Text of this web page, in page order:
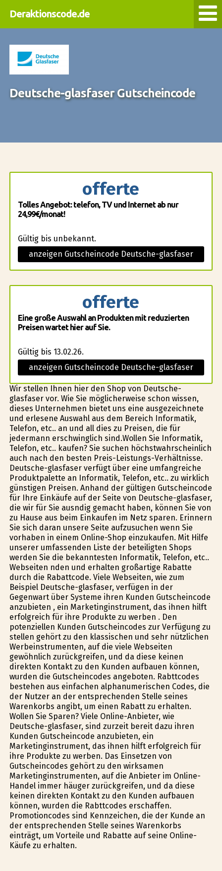
Deraktionscode.de
Deutsche-glasfaser Gutscheincode
offerte
Tolles Angebot: telefon, TV und Internet ab nur
24,99€/monat!
Gültig bis unbekannt.
anzeigen Gutscheincode Deutsche-glasfaser
offerte
Eine große Auswahl an Produkten mit reduzierten
Preisen wartet hier auf Sie.
Gültig bis 13.02.26.
anzeigen Gutscheincode Deutsche-glasfaser
Wir stellen Ihnen hier den Shop von Deutsche-
glasfaser vor. Wie Sie möglicherweise schon wissen,
dieses Unternehmen bietet uns eine ausgezeichnete
und erlesene Auswahl aus dem Bereich Informatik,
Telefon, etc.. an und all dies zu Preisen, die für
jedermann erschwinglich sind.Wollen Sie Informatik,
Telefon, etc.. kaufen? Sie suchen höchstwahrscheinlich
auch nach den besten Preis-Leistungs-Verhältnisse.
Deutsche-glasfaser verfügt über eine umfangreiche
Produktpalette an Informatik, Telefon, etc.. zu wirklich
günstigen Preisen. Anhand der gültigen Gutscheincode
für Ihre Einkäufe auf der Seite von Deutsche-glasfaser,
die wir für Sie ausfindig gemacht haben, können Sie von
zu Hause aus beim Einkaufen im Netz sparen. Erinnern
Sie sich daran unsere Seite aufzusuchen wenn Sie
vorhaben in einem Online-Shop einzukaufen. Mit Hilfe
unserer umfassenden Liste der beteiligten Shops
werden Sie die bekanntesten Informatik, Telefon, etc..
Webseiten finden und erhalten großartige Rabatte
durch die Rabattcode. Viele Webseiten, wie zum
Beispiel Deutsche-glasfaser, verfügen in der
Gegenwart über Systeme ihren Kunden Gutscheincode
anzubieten , ein Marketinginstrument, das ihnen hilft
erfolgreich für ihre Produkte zu werben . Den
potenziellen Kunden Gutscheincodes zur Verfügung zu
stellen gehört zu den klassischen und sehr nützlichen
Werbeinstrumenten, auf die viele Webseiten
gewöhnlich zurückgreifen, und da diese keinen
direkten Kontakt zu den Kunden aufbauen können,
wurden die Gutscheincodes angeboten. Rabttcodes
bestehen aus einfachen alphanumerischen Codes, die
der Nutzer an der entsprechenden Stelle seines
Warenkorbs angibt, um einen Rabatt zu erhalten.
Wollen Sie Sparen? Viele Online-Anbieter, wie
Deutsche-glasfaser, sind zurzeit bereit dazu ihren
Kunden Gutscheincode anzubieten, ein
Marketinginstrument, das ihnen hilft erfolgreich für
ihre Produkte zu werben. Das Einsetzen von
Gutscheincodes gehört zu den wirksamen
Marketinginstrumenten, auf die Anbieter im Online-
Handel immer häufiger zurückgreifen, und da diese
keinen direkten Kontakt zu den Kunden aufbauen
können, wurden die Rabttcodes erschaffen.
Promotioncodes sind Kennzeichen, die der Kunde an
der entsprechenden Stelle seines Warenkorbs
einträgt, um Vorteile und Rabatte auf seine Online-
Käufe zu erhalten.